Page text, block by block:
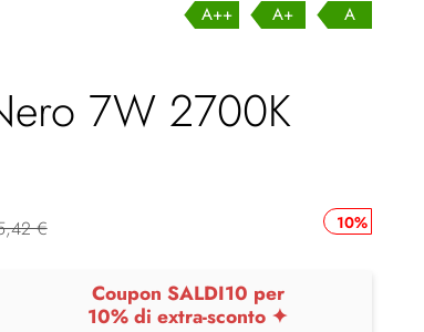
A++ A+ A
7W 2700K
10%
€
Coupon SALDI10 per
10% di extra-sconto ✦